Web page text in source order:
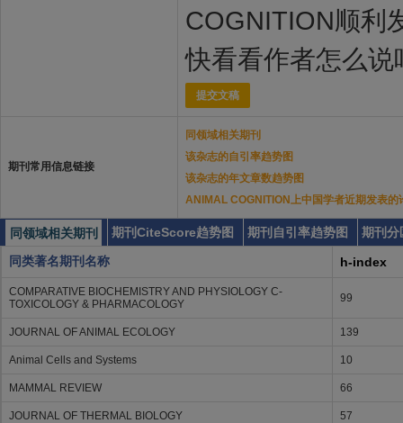
COGNITION顺利
快看看作者怎么说
提交文稿
期刊常用信息链接
同领域相关期刊
该杂志的自引率趋势图
该杂志的年文章数趋势图
ANIMAL COGNITION上中国学者近期发表的
同领域相关期刊 期刊CiteScore趋势图 期刊自引率趋势图
期刊分
同类著名期刊名称
h-index
COMPARATIVE BIOCHEMISTRY AND PHYSIOLOGY C-
TOXICOLOGY & PHARMACOLOGY
99
JOURNAL OF ANIMAL ECOLOGY 139
Animal Cells and Systems 10
MAMMAL REVIEW 66
JOURNAL OF THERMAL BIOLOGY 57